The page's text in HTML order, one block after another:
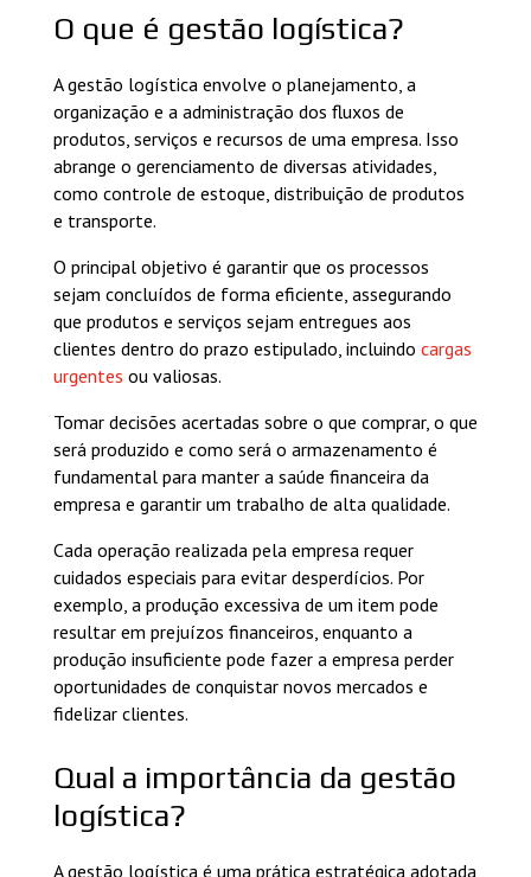
O que é gestão logística?
A gestão logística envolve o planejamento, a
organização e a administração dos fluxos de
produtos, serviços e recursos de uma empresa. Isso
abrange o gerenciamento de diversas atividades,
como controle de estoque, distribuição de produtos
e transporte.
O principal objetivo é garantir que os processos
sejam concluídos de forma eficiente, assegurando
que produtos e serviços sejam entregues aos
clientes dentro do prazo estipulado, incluindo cargas
urgentes ou valiosas.
Tomar decisões acertadas sobre o que comprar, o que
será produzido e como será o armazenamento é
fundamental para manter a saúde financeira da
empresa e garantir um trabalho de alta qualidade.
Cada operação realizada pela empresa requer
cuidados especiais para evitar desperdícios. Por
exemplo, a produção excessiva de um item pode
resultar em prejuízos financeiros, enquanto a
produção insuficiente pode fazer a empresa perder
oportunidades de conquistar novos mercados e
fidelizar clientes.
Qual a importância da gestão
logística?
A gestão logística é uma prática estratégica adotada